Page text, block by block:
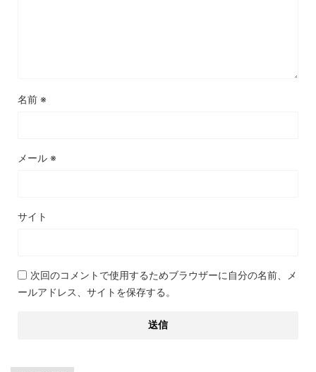
名前 ※
メール ※
サイト
次回のコメントで使用するためブラウザーに自分の名前、メ
ールアドレス、サイトを保存する。